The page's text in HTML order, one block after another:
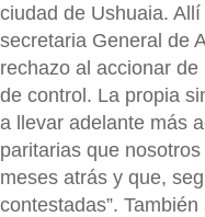
ciudad de Ushuaia.
secretaria General de
rechazo al accionar
de control. La propia
a llevar adelante más
paritarias que
meses atrás y que,
contestadas”.